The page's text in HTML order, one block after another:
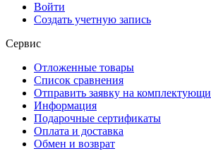
Войти
Создать учетную запись
Сервис
Отложенные товары
Список сравнения
Отправить заявку на
Информация
Подарочные сертификаты
Оплата и доставка
Обмен и возврат